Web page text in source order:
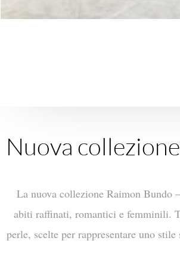
Nuova
La nuova collezione Raimon Bundo
abiti raffinati, romantici e femminili.
perle, scelte per rappresentare uno